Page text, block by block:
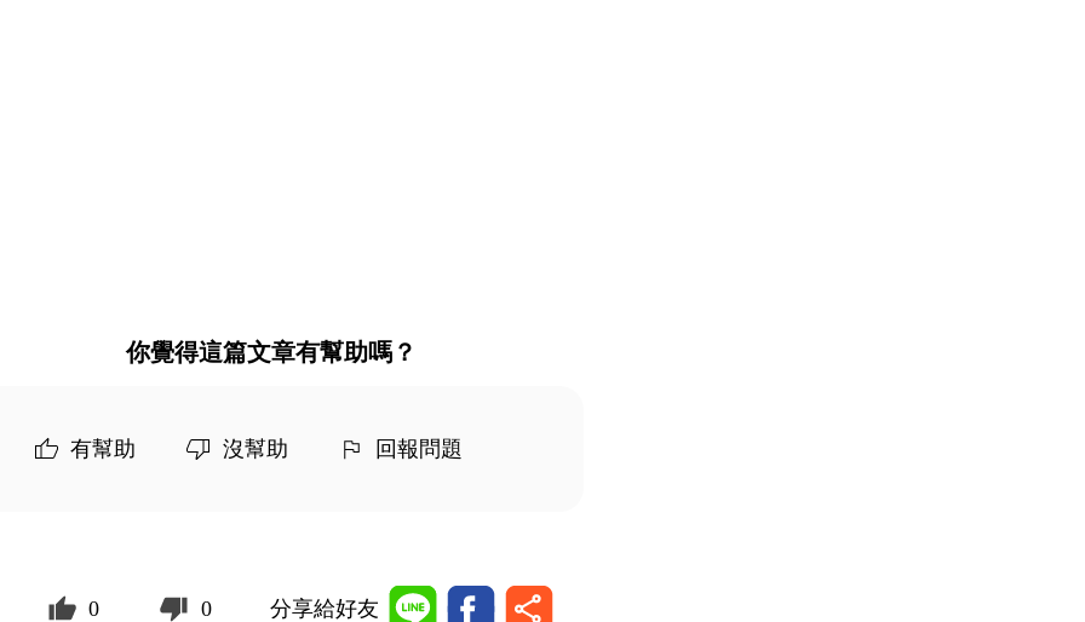
你覺得這篇文章有幫助嗎？
有幫助 沒幫助 回報問題
0 0 分享給好友